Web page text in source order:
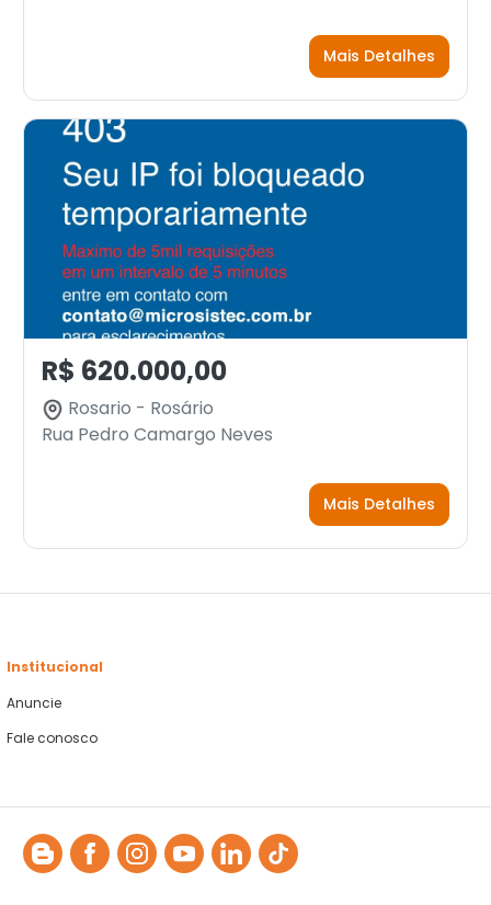
Mais Detalhes
R$ 620.000,00
Rosario - Rosário
Rua Pedro Camargo Neves
Mais Detalhes
Institucional
Anuncie
Fale conosco